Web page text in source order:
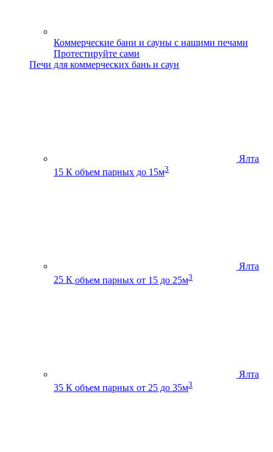
Коммерческие бани и сауны с нашими печами
Протестируйте сами
Печи для коммерческих бань и саун
Ялта
15 К объем парных до 15м3
Ялта
25 К объем парных от 15 до 25м3
Ялта
35 К объем парных от 25 до 35м3